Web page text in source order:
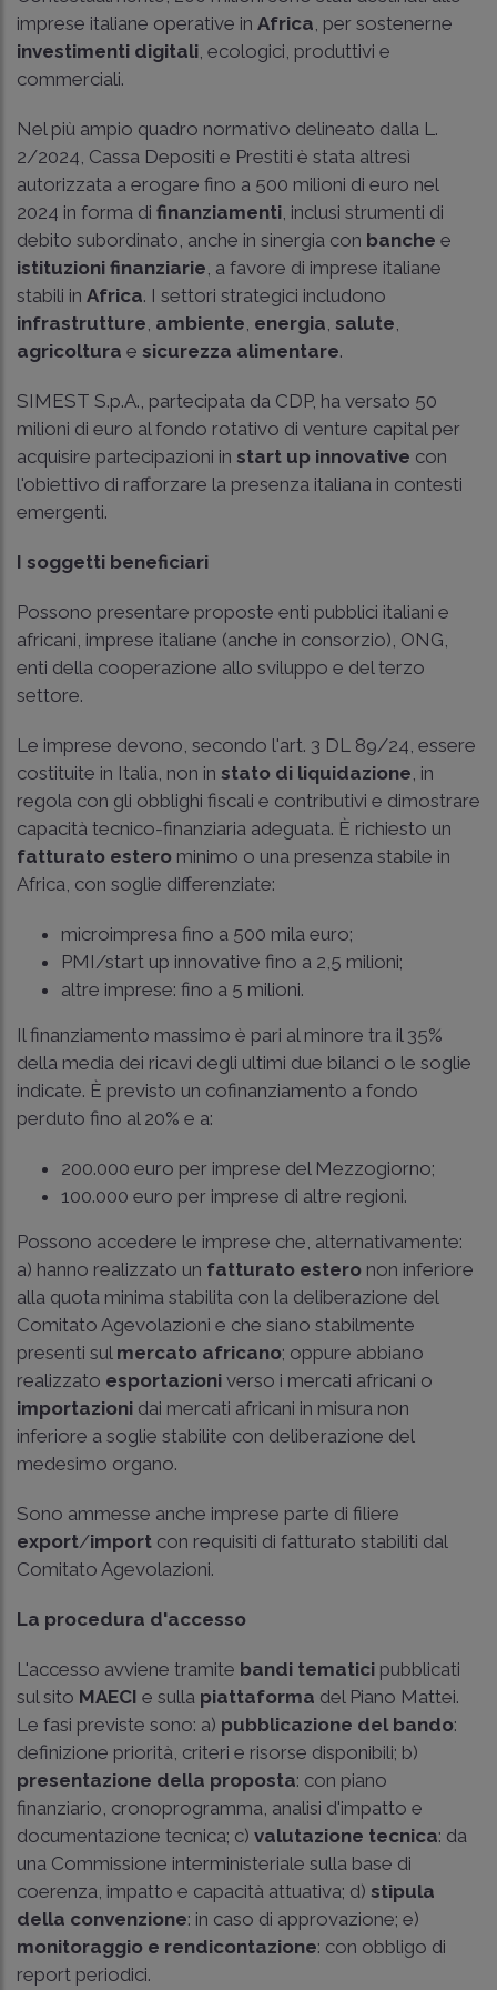
imprese italiane operative in Africa , per sostenerne
investimenti digitali , ecologici, produttivi e
commerciali.
Nel più ampio quadro normativo delineato dalla L.
2/2024 , Cassa Depositi e Prestiti è stata altresì
autorizzata a erogare fino a 500 milioni di euro nel
2024 in forma di finanziamenti , inclusi strumenti di
debito subordinato, anche in sinergia con banche e
istituzioni finanziarie , a favore di imprese italiane
stabili in Africa. I settori strategici includono
infrastrutture ambiente energia salute
agricoltura e sicurezza alimentare.
SIMEST S.p.A., partecipata da CDP, ha versato 50
milioni di euro al fondo rotativo di venture capital per
acquisire partecipazioni in start up innovative con
l'obiettivo di rafforzare la presenza italiana in contesti
emergenti.
I soggetti beneficiari
Possono presentare proposte enti pubblici italiani e
africani, imprese italiane (anche in consorzio), ONG,
enti della cooperazione allo sviluppo e del terzo
settore.
Le imprese devono, secondo l'art. 3 DL 89/24 , essere
costituite in Italia, non in stato di liquidazione , in
regola con gli obblighi fiscali e contributivi e dimostrare
capacità tecnico-finanziaria adeguata. È richiesto un
fatturato estero minimo o una presenza stabile in
Africa, con soglie differenziate:
microimpresa fino a 500 mila euro;
PMI/start up innovative fino a 2,5 milioni;
altre imprese: fino a 5 milioni.
Il finanziamento massimo è pari al minore tra il 35%
della media dei ricavi degli ultimi due bilanci o le soglie
indicate. È previsto un cofinanziamento a fondo
perduto fino al 20% e a:
200.000 euro per imprese del Mezzogiorno;
100.000 euro per imprese di altre regioni.
Possono accedere le imprese che, alternativamente:
a) hanno realizzato un fatturato estero non inferiore
alla quota minima stabilita con la deliberazione del
Comitato Agevolazioni e che siano stabilmente
presenti sul mercato africano; oppure abbiano
realizzato esportazioni verso i mercati africani o
importazioni dai mercati africani in misura non
inferiore a soglie stabilite con deliberazione del
medesimo organo.
Sono ammesse anche imprese parte di filiere
export/import con requisiti di fatturato stabiliti dal
Comitato Agevolazioni.
La procedura d'accesso
L'accesso avviene tramite bandi tematici pubblicati
sul sito MAECI e sulla piattaforma del Piano Mattei.
Le fasi previste sono: a) pubblicazione del bando:
definizione priorità, criteri e risorse disponibili; b)
presentazione della proposta: con piano
finanziario, cronoprogramma, analisi d'impatto e
documentazione tecnica; c) valutazione tecnica: da
una Commissione interministeriale sulla base di
coerenza, impatto e capacità attuativa; d) stipula
della convenzione: in caso di approvazione; e)
monitoraggio e rendicontazione: con obbligo di
report periodici.